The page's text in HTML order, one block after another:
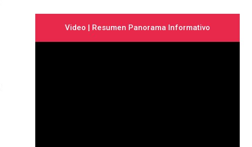
Video | Resumen Panorama Informativo